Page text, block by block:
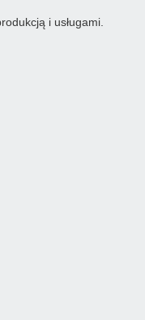
i usługami.